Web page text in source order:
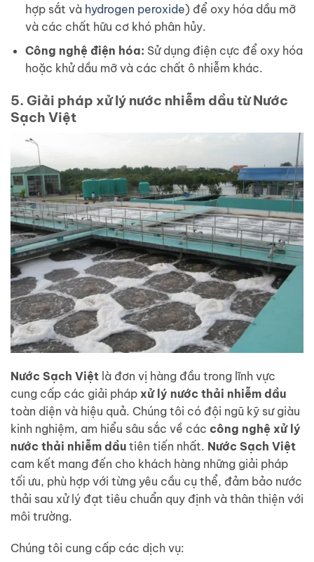
hợp sắt và hydrogen peroxide) để oxy hóa dầu mỡ
và các chất hữu cơ khó phân hủy.
Công nghệ điện hóa: Sử dụng điện cực để oxy hóa
hoặc khử dầu mỡ và các chất ô nhiễm khác.
5. Giải pháp xử lý nước nhiễm dầu từ Nước
Sạch Việt
Nước Sạch Việt là đơn vị hàng đầu trong lĩnh vực
cung cấp các giải pháp xử lý nước thải nhiễm dầu
toàn diện và hiệu quả. Chúng tôi có đội ngũ kỹ sư giàu
kinh nghiệm, am hiểu sâu sắc về các công nghệ xử lý
nước thải nhiễm dầu tiên tiến nhất. Nước Sạch Việt
cam kết mang đến cho khách hàng những giải pháp
tối ưu, phù hợp với từng yêu cầu cụ thể, đảm bảo nước
thải sau xử lý đạt tiêu chuẩn quy định và thân thiện với
môi trường.
Chúng tôi cung cấp các dịch vụ: